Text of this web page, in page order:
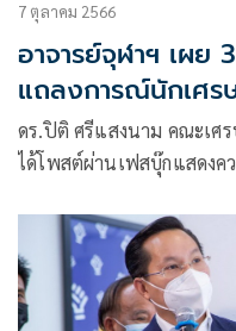
7 ตุลาคม 2566
อาจารย์จุฬาฯ เผย 3 เหตุผลไม่ร่วมลงชื่อใน
แถลงการณ์นักเศร
ดิจิทัล
ดร.ปิติ ศรีแสงนาม คณะเศ
ได้โพสต์ผ่านเฟสบุ๊กแสดงค
นโยบายแจก